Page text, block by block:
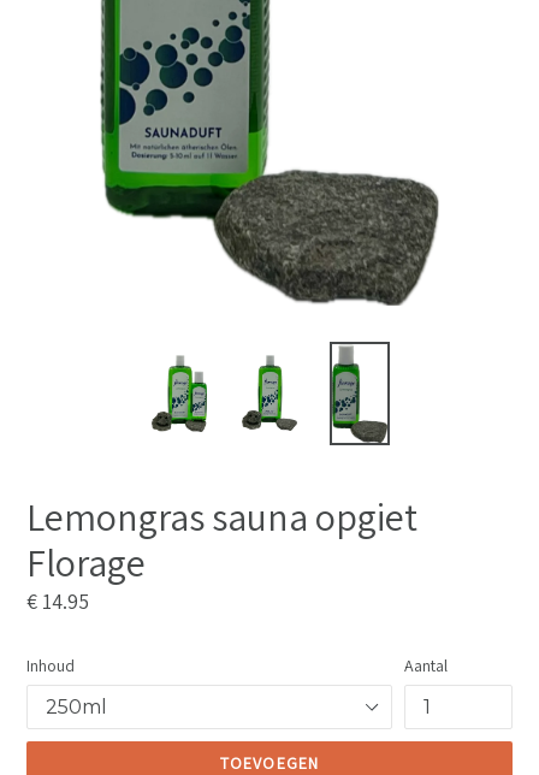
Lemongras sauna opgiet
Florage
Normale
€ 14.95
Inhoud Aantal
TOEVOEGEN